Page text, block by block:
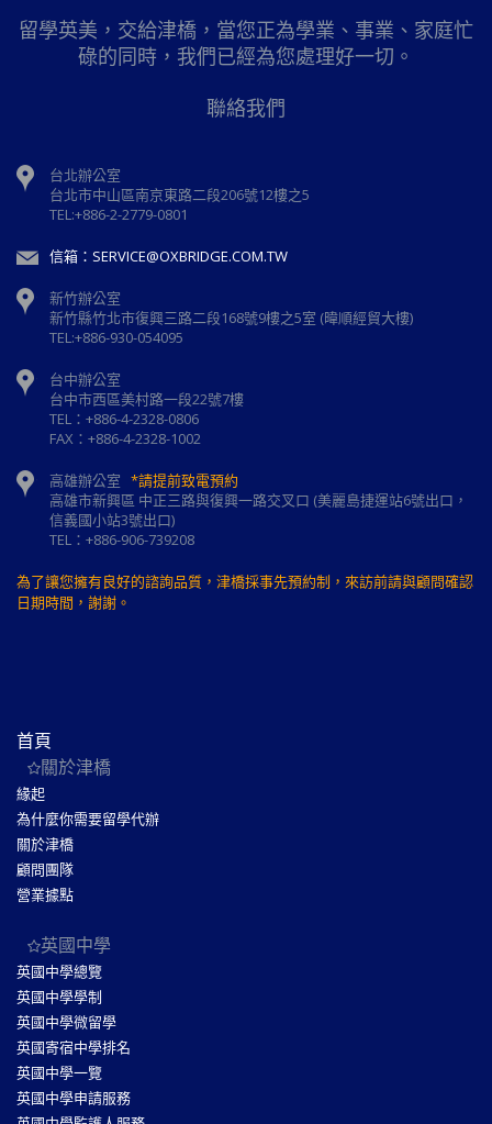
留學英美，交給津橋，當您正為學業、事業、家庭忙
碌的同時，我們已經為您處理好一切。
聯絡我們
台北辦公室
台北市中山區南京東路二段206號12樓之5
TEL:+886-2-2779-0801
信箱：SERVICE@OXBRIDGE.COM.TW
新竹辦公室
新⽵縣⽵北市復興三路⼆段168號9樓之5室 (暐順經貿大樓)
TEL:+886-930-054095
台中辦公室
台中市西區美村路一段22號7樓
TEL：+886-4-2328-0806
FAX：+886-4-2328-1002
高雄辦公室 *請提前致電預約
高雄市新興區 中正三路與復興一路交叉口 (美麗島捷運站6號出口，
信義國小站3號出口)
TEL：+886-906-739208
為了讓您擁有良好的諮詢品質，津橋採事先預約制，來訪前請與顧問確認
日期時間，謝謝。
首頁
關於津橋
緣起
為什麼你需要留學代辦
關於津橋
顧問團隊
營業據點
英國中學
英國中學總覽
英國中學學制
英國中學微留學
英國寄宿中學排名
英國中學一覽
英國中學申請服務